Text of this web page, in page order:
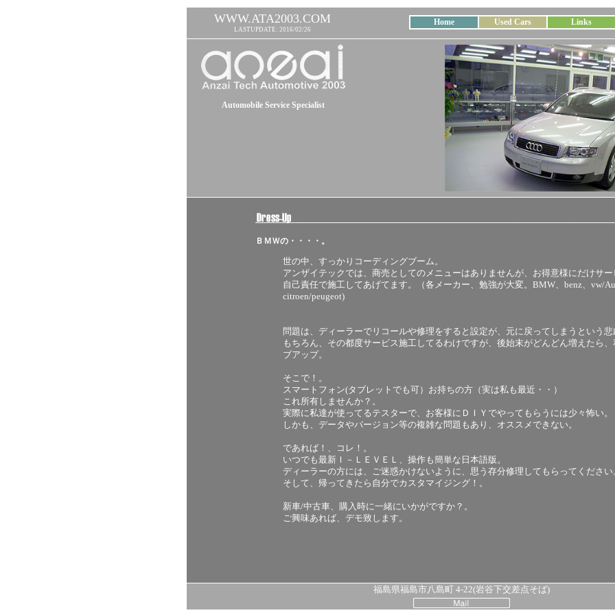
WWW.ATA2003.COM
LASTUPDATE: 2016/02/26
Home Used Cars Links
Automobile Service Specialist
ＢＭＷの・・・・。
世の中、すっかりコーディングブーム。
アンザイテックでは、商売としてのメニューはありませんが、お得意様にだけサー
自己責任で施工してあげてます。（各メーカー、勉強が大変。BMW、benz、vw/
citroen/peugeot)
問題は、ディーラーでリコールや修理をすると設定が、元に戻ってしまうという悲
もちろん、その都度サービス施工してるわけですが、後始末がどんどん増えたら
ブアップ。
そこで！。
スマートフォン(タブレットでも可）お持ちの方（実は私も最近・・）
これ所有しませんか？。
実際に私達が使ってるテスターで、お客様にＤＩＹでやってもらうには少々怖い。
しかも、データやバージョン等の複雑な問題もあり、オススメできない。
であれば！、コレ！。
いつでも最新Ｉ－ＬＥＶＥＬ、操作も簡単な日本語版。
ディーラーの方には、ご迷惑かけないように、思う存分修理してもらってください
そして、帰ってきたら自分でカスタマイジング！。
新車/中古車、購入時に一緒にいかがですか？。
ご興味あれば、デモ致します。
福島県福島市八島町 4-22(岩谷下交差点そば)